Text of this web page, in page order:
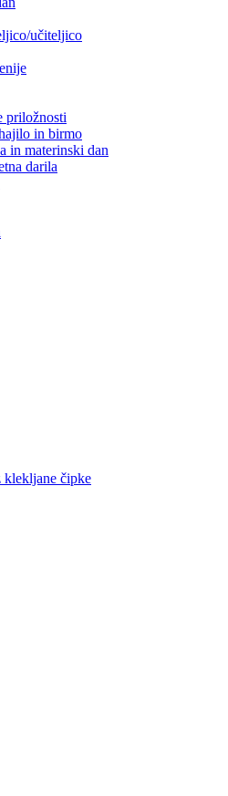
učiteljico
priložnosti
in birmo
in materinski dan
darila
čipke